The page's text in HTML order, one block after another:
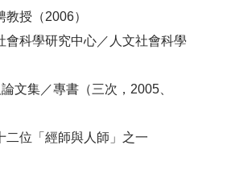
授（2006）
會科學研究中心／人文社會科學
文集／專書（三次，2005、
二位「經師與人師」之一